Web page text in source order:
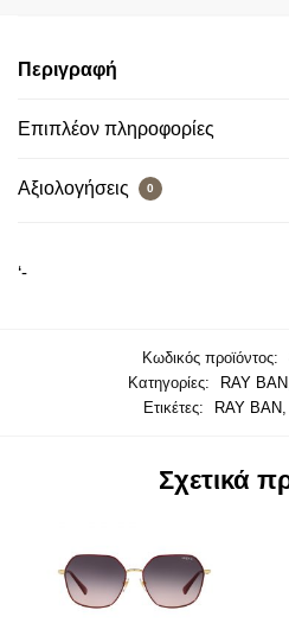
Περιγραφή
Επιπλέον πληροφορίες
Αξιολογήσεις 0
‘-
Κωδικός προϊόντος:
Κατηγορίες:
RAY BAN
Ετικέτες:
RAY BAN,
Σχετικά